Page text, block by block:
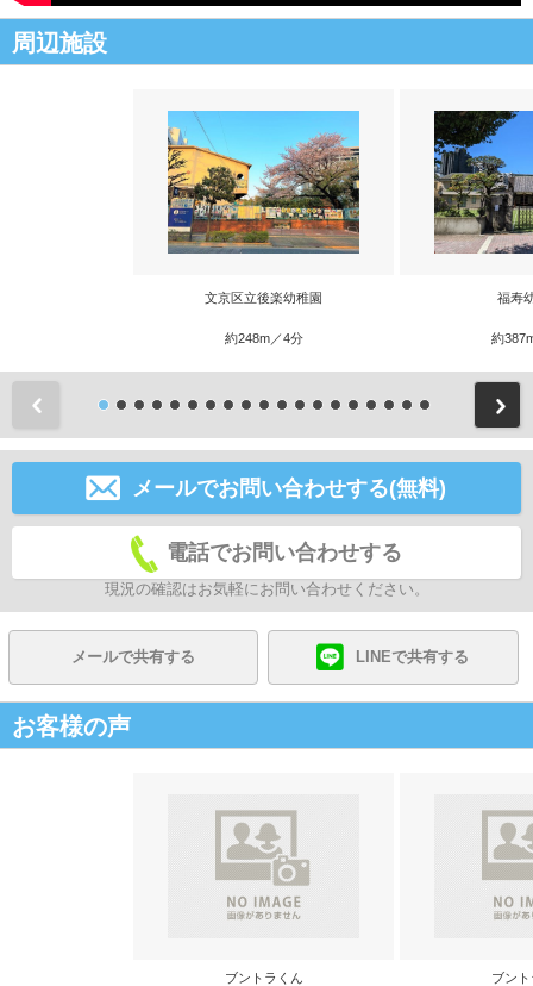
周辺施設
文京区立後楽幼稚園
約248m／4分
福寿
約
メールでお問い合わせする(無料)
電話でお問い合わせする
現況の確認はお気軽にお問い合わせください。
メールで共有する LINEで共有する
お客様の声
ブントラくん ブン